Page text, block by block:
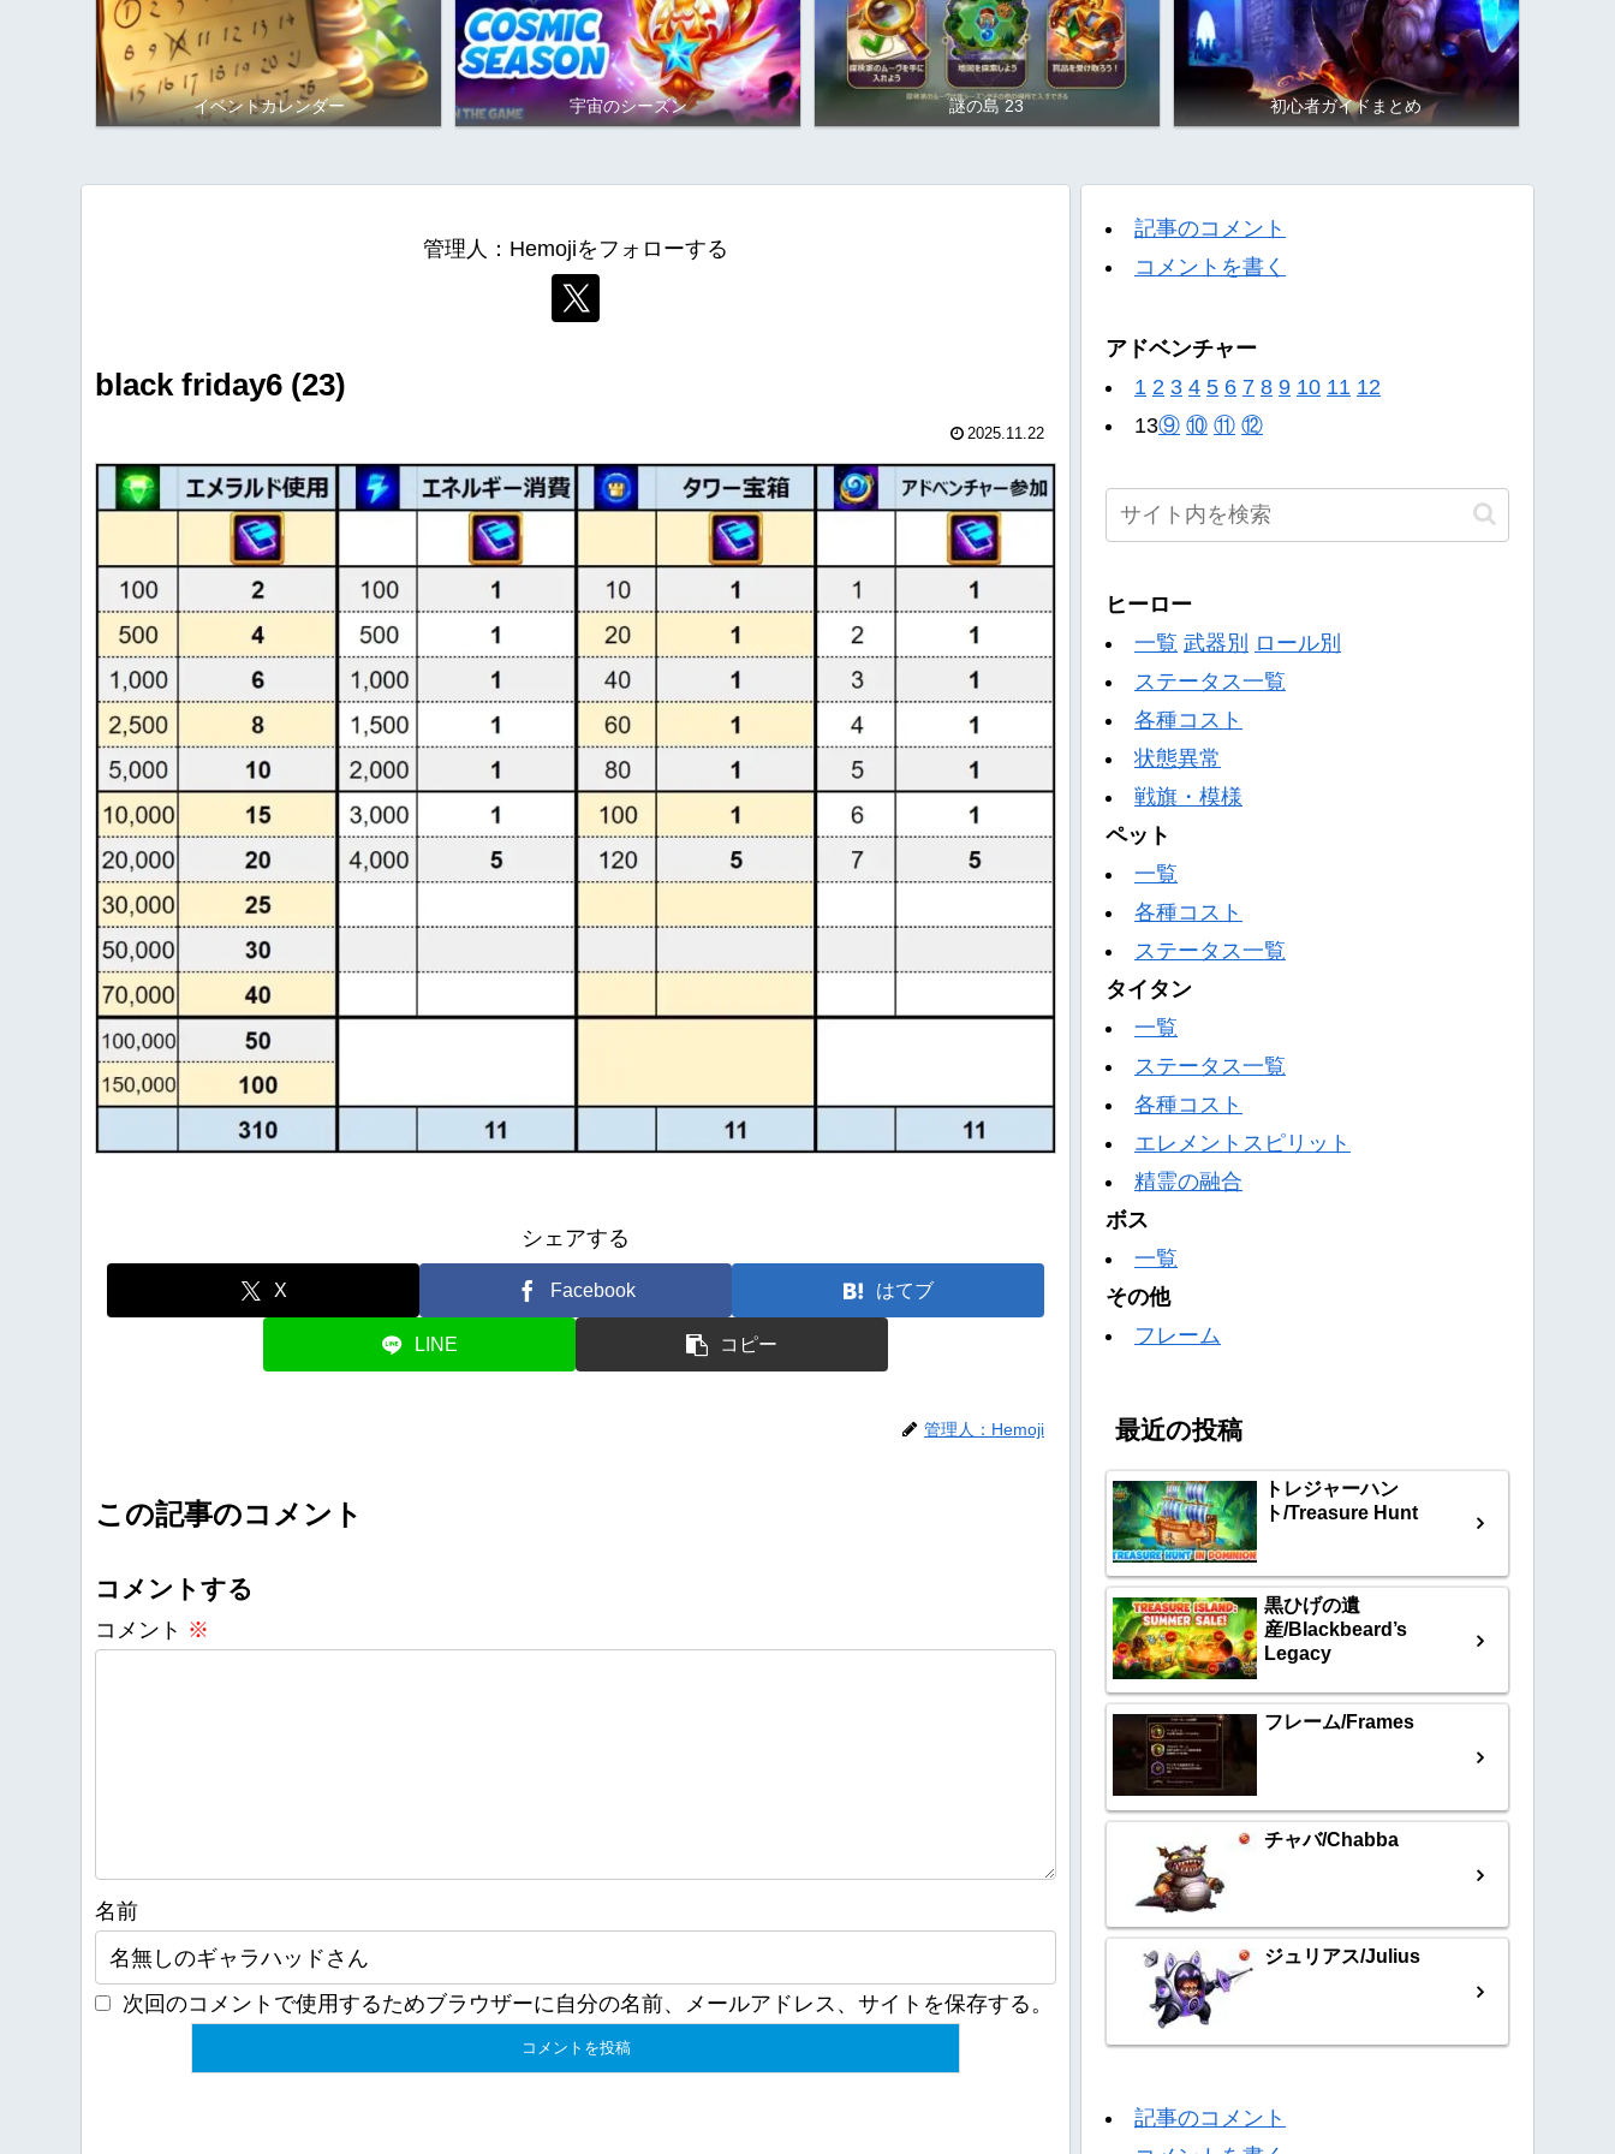
イベントカレンダー 宇宙のシーズン 謎の島 23 初心者ガイドまとめ
管理人：Hemojiをフォローする
black friday6 (23)
2025.11.22
シェアする
X Facebook はてブ
LINE コピー
管理人：Hemoji
この記事のコメント
コメントする
コメント ※
名前
次回のコメントで使用するためブラウザーに自分の名前、メールアドレス、サイトを保存する。
記事のコメント
コメントを書く
アドベンチャー
1 2 3 4 5 6 7 8 9 10 11 12
13⑨ ⑩ ⑪ ⑫
ヒーロー
一覧 武器別 ロール別
ステータス一覧
各種コスト
状態異常
戦旗・模様
ペット
一覧
各種コスト
ステータス一覧
タイタン
一覧
ステータス一覧
各種コスト
エレメントスピリット
精霊の融合
ボス
一覧
その他
フレーム
最近の投稿
トレジャーハン
ト/Treasure Hunt
黒ひげの遺
産/Blackbeard’s
Legacy
フレーム/Frames
チャバ/Chabba
ジュリアス/Julius
記事のコメント